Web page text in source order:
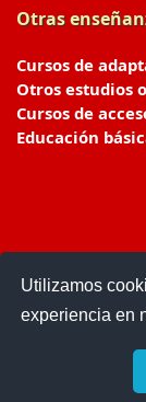
Utilizamos
experiencia en
Otras
Cursos de
Otros estudios
Cursos de
Educación